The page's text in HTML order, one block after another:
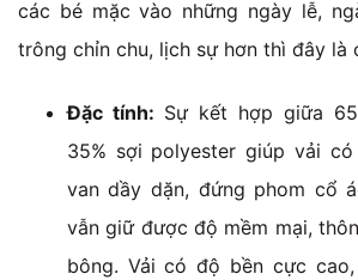
các bé mặc vào những ngày lễ,
trông chỉn chu, lịch sự hơn thì đây là
Đặc tính: Sự kết hợp giữa
35% sợi polyester giúp vải
van dầy dặn, đứng phom cổ
vẫn giữ được độ mềm mại,
bông. Vải có độ bền cực